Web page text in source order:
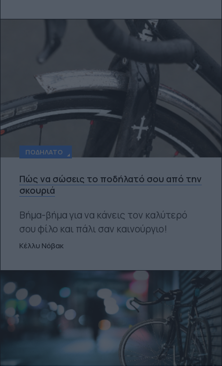
ΠΟΔΉΛΑΤΟ
Πώς να σώσεις το ποδήλατό σου από την
σκουριά
Βήμα-βήμα για να κάνεις τον καλύτερό
σου φίλο και πάλι σαν καινούργιο!
Κέλλυ Νόβακ